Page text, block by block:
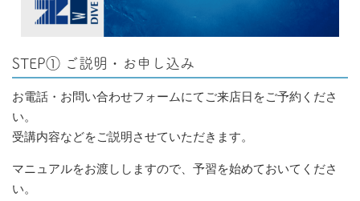
STEP① ご説明・お申し込み
お電話・お問い合わせフォームにてご来店日をご予約くださ
い。
受講内容などをご説明させていただきます。
マニュアルをお渡ししますので、予習を始めておいてくださ
い。